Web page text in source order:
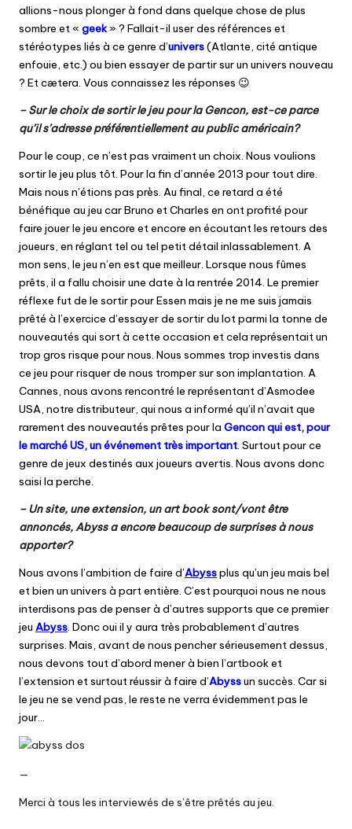
allions-nous plonger à fond dans quelque chose de plus
sombre et « geek» ? Fallait-il user des références et
stéréotypes liés à ce genre d’univers(Atlante, cité antique
enfouie, etc.) ou bien essayer de partir sur un univers nouveau
? Et cætera. Vous connaissez les réponses 😉
– Sur le choix de sortir le jeu pour la Gencon, est-ce parce
qu’il s’adresse préférentiellement au public américain?
Pour le coup, ce n’est pas vraiment un choix. Nous voulions
sortir le jeu plus tôt. Pour la fin d’année 2013 pour tout dire.
Mais nous n’étions pas près. Au final, ce retard a été
bénéfique au jeu car Bruno et Charles en ont profité pour
faire jouer le jeu encore et encore en écoutant les retours des
joueurs, en réglant tel ou tel petit détail inlassablement. A
mon sens, le jeu n’en est que meilleur. Lorsque nous fûmes
prêts, il a fallu choisir une date à la rentrée 2014. Le premier
réflexe fut de le sortir pour Essen mais je ne me suis jamais
prêté à l’exercice d’essayer de sortir du lot parmi la tonne de
nouveautés qui sort à cette occasion et cela représentait un
trop gros risque pour nous. Nous sommes trop investis dans
ce jeu pour risquer de nous tromper sur son implantation. A
Cannes, nous avons rencontré le représentant d’Asmodee
USA, notre distributeur, qui nous a informé qu’il n’avait que
rarement des nouveautés prêtes pour la Gencon qui est, pour
le marché US, un événement très important . Surtout pour ce
genre de jeux destinés aux joueurs avertis. Nous avons donc
saisi la perche.
– Un site, une extension, un art book sont/vont être
annoncés, Abyss a encore beaucoup de surprises à nous
apporter?
Nous avons l’ambition de faire d’Abyssplus qu’un jeu mais bel
et bien un univers à part entière. C’est pourquoi nous ne nous
interdisons pas de penser à d’autres supports que ce premier
jeu Abyss . Donc oui il y aura très probablement d’autres
surprises. Mais, avant de nous pencher sérieusement dessus,
nous devons tout d’abord mener à bien l’artbook et
l’extension et surtout réussir à faire d’Abyssun succès. Car si
le jeu ne se vend pas, le reste ne verra évidemment pas le
jour…
—
Merci à tous les interviewés de s’être prêtés au jeu.